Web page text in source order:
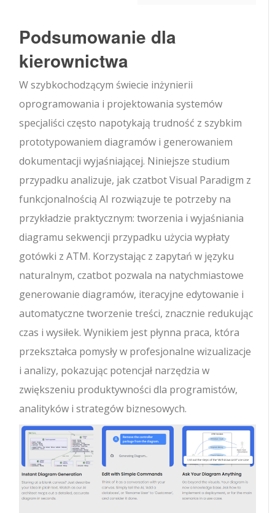
Podsumowanie dla
kierownictwa
W szybkochodzącym świecie inżynierii
oprogramowania i projektowania systemów
specjaliści często napotykają trudność z szybkim
prototypowaniem diagramów i generowaniem
dokumentacji wyjaśniającej. Niniejsze studium
przypadku analizuje, jak czatbot Visual Paradigm z
funkcjonalnością AI rozwiązuje te potrzeby na
przykładzie praktycznym: tworzenia i wyjaśniania
diagramu sekwencji przypadku użycia wypłaty
gotówki z ATM. Korzystając z zapytań w języku
naturalnym, czatbot pozwala na natychmiastowe
generowanie diagramów, iteracyjne edytowanie i
automatyczne tworzenie treści, znacznie redukując
czas i wysiłek. Wynikiem jest płynna praca, która
przekształca pomysły w profesjonalne wizualizacje
i analizy, pokazując potencjał narzędzia w
zwiększeniu produktywności dla programistów,
analityków i strategów biznesowych.